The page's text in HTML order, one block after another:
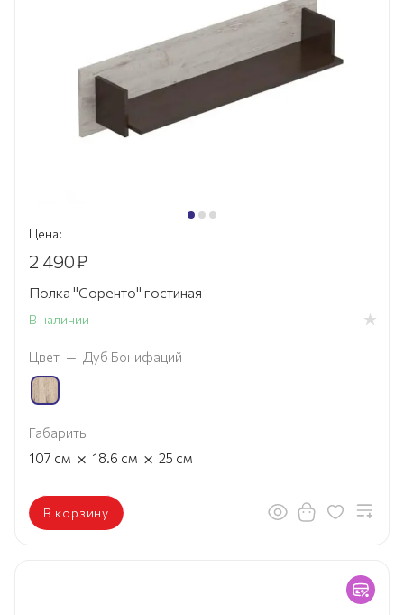
Цена:
2 490₽
Полка "Соренто" гостиная
В наличии
Цвет — Дуб Бонифаций
Габариты
107 см × 18.6 см × 25 см
В корзину